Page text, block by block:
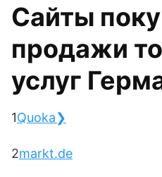
Сайты
продажи
услуг
1Quoka❯
2markt.de